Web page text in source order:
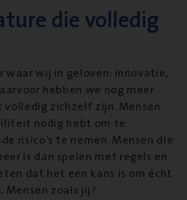
die volledig
waar wij in geloven: innovatie,
hebben we nog meer
volledig zichzelf zijn. Mensen
nodig hebt om te
risico’s te nemen. Mensen die
is dan spelen met regels en
dat het een kans is om écht
zoals jij?